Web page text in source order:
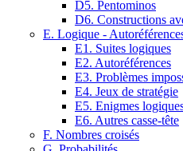
D5. Pentominos
D6. Constructions
E. Logique -
E1. Suites logiques
E2. Autoréférences
E3. Problèmes
E4. Jeux de stratégie
E5. Enigmes
E6. Autres casse-tête
F. Nombres croisés